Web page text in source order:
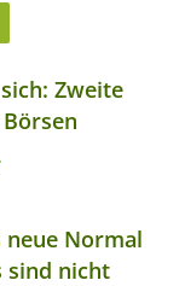
Zweite
neue Normal
sind nicht